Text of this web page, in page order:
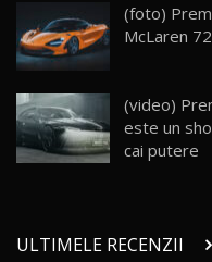
mai
Moldova
32:21
26
10:57
Noul
(foto)
McLaren
(video)
este un
cai putere
ULTIMELE RECENZII